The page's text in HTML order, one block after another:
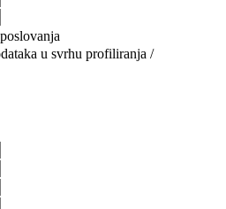
u svrhu profiliranja /